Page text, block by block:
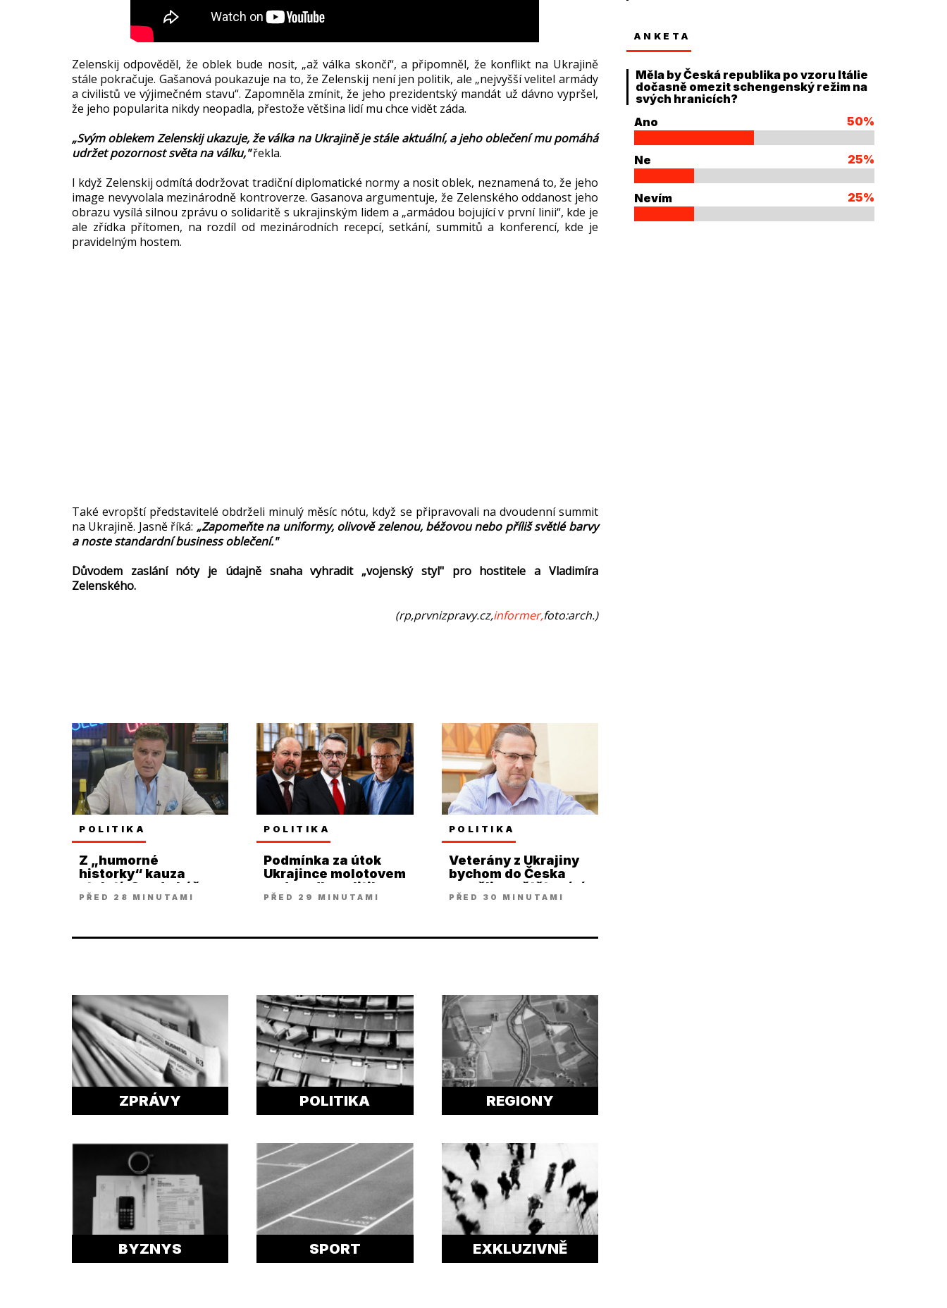
Zelenskij odpověděl, že oblek bude nosit, „až válka skončí“, a připomněl, že konflikt na Ukrajině
stále pokračuje. Gašanová poukazuje na to, že Zelenskij není jen politik, ale „nejvyšší velitel armády
a civilistů ve výjimečném stavu“. Zapomněla zmínit, že jeho prezidentský mandát už dávno vypršel,
že jeho popularita nikdy neopadla, přestože většina lidí mu chce vidět záda.
„Svým oblekem Zelenskij ukazuje, že válka na Ukrajině je stále aktuální, a jeho oblečení mu pomáhá
udržet pozornost světa na válku,"řekla.
I když Zelenskij odmítá dodržovat tradiční diplomatické normy a nosit oblek, neznamená to, že jeho
image nevyvolala mezinárodně kontroverze. Gasanova argumentuje, že Zelenského oddanost jeho
obrazu vysílá silnou zprávu o solidaritě s ukrajinským lidem a „armádou bojující v první linii“, kde je
ale zřídka přítomen, na rozdíl od mezinárodních recepcí, setkání, summitů a konferencí, kde je
pravidelným hostem.
Také evropští představitelé obdrželi minulý měsíc nótu, když se připravovali na dvoudenní summit
na Ukrajině. Jasně říká: „Zapomeňte na uniformy, olivově zelenou, béžovou nebo příliš světlé barvy
a noste standardní business oblečení."
Důvodem zaslání nóty je údajně snaha vyhradit „vojenský styl" pro hostitele a Vladimíra
Zelenského.
(rp,prvnizpravy.cz,informer,foto:arch.)
POLITIKA
Z „humorné
historky“ kauza
století. Soud ukáže
víc, říká Holec
PŘED 28 MINUTAMI
POLITIKA
Podmínka za útok
Ukrajince molotovem
nadzvedla politiky ze
židle
PŘED 29 MINUTAMI
POLITIKA
Veterány z Ukrajiny
bychom do Česka
neměli pouštět, míní
Doležal
PŘED 30 MINUTAMI
ZPRÁVY POLITIKA REGIONY
BYZNYS SPORT EXKLUZIVNĚ
ANKETA
Měla by Česká republika po vzoru Itálie
dočasně omezit schengenský režim na
svých hranicích?
Ano
50%
Ne 25%
Nevím 25%